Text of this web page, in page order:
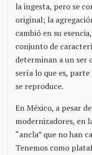
la ingesta, pero se
original; la
cambió en su
conjunto de
determinan a un ser
sería lo que es,
se reproduce.
En México, a pesar
modernizadores, en
“ancla” que no han
Tenemos como